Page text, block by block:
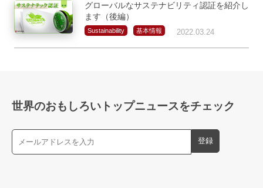
グローバルなサステナビリティ認証を紹介し
ます（後編）
Sustainability 基本情報 2022.03.24
世界のおもしろいトップニュースをチェック